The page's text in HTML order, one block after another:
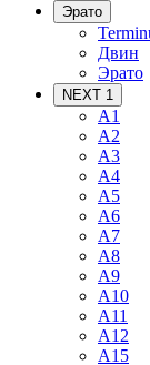
Эрато
Двин
Эрато
NEXT 1
A1
A2
A3
A4
A5
A6
A7
A8
A9
A10
A11
A12
A15